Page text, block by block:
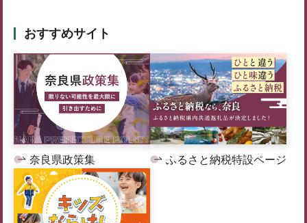
おすすめサイト
奈良県政策集 ふるさと納税特設ページ